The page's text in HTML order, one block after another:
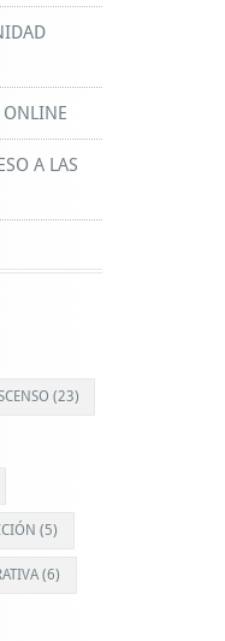
ONLINE
A LAS
(23)
(5)
(6)